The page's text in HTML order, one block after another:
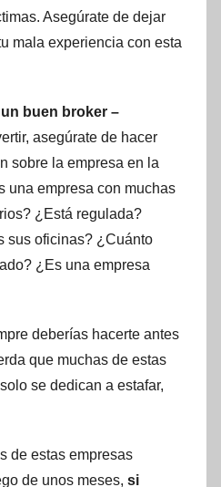
Asegúrate de dejar
mala experiencia con esta
buen broker –
asegúrate de hacer
sobre la empresa en la
una empresa con muchas
¿Está regulada?
sus oficinas? ¿Cuánto
¿Es una empresa
deberías hacerte antes
que muchas de estas
se dedican a estafar,
de estas empresas
de unos meses, si